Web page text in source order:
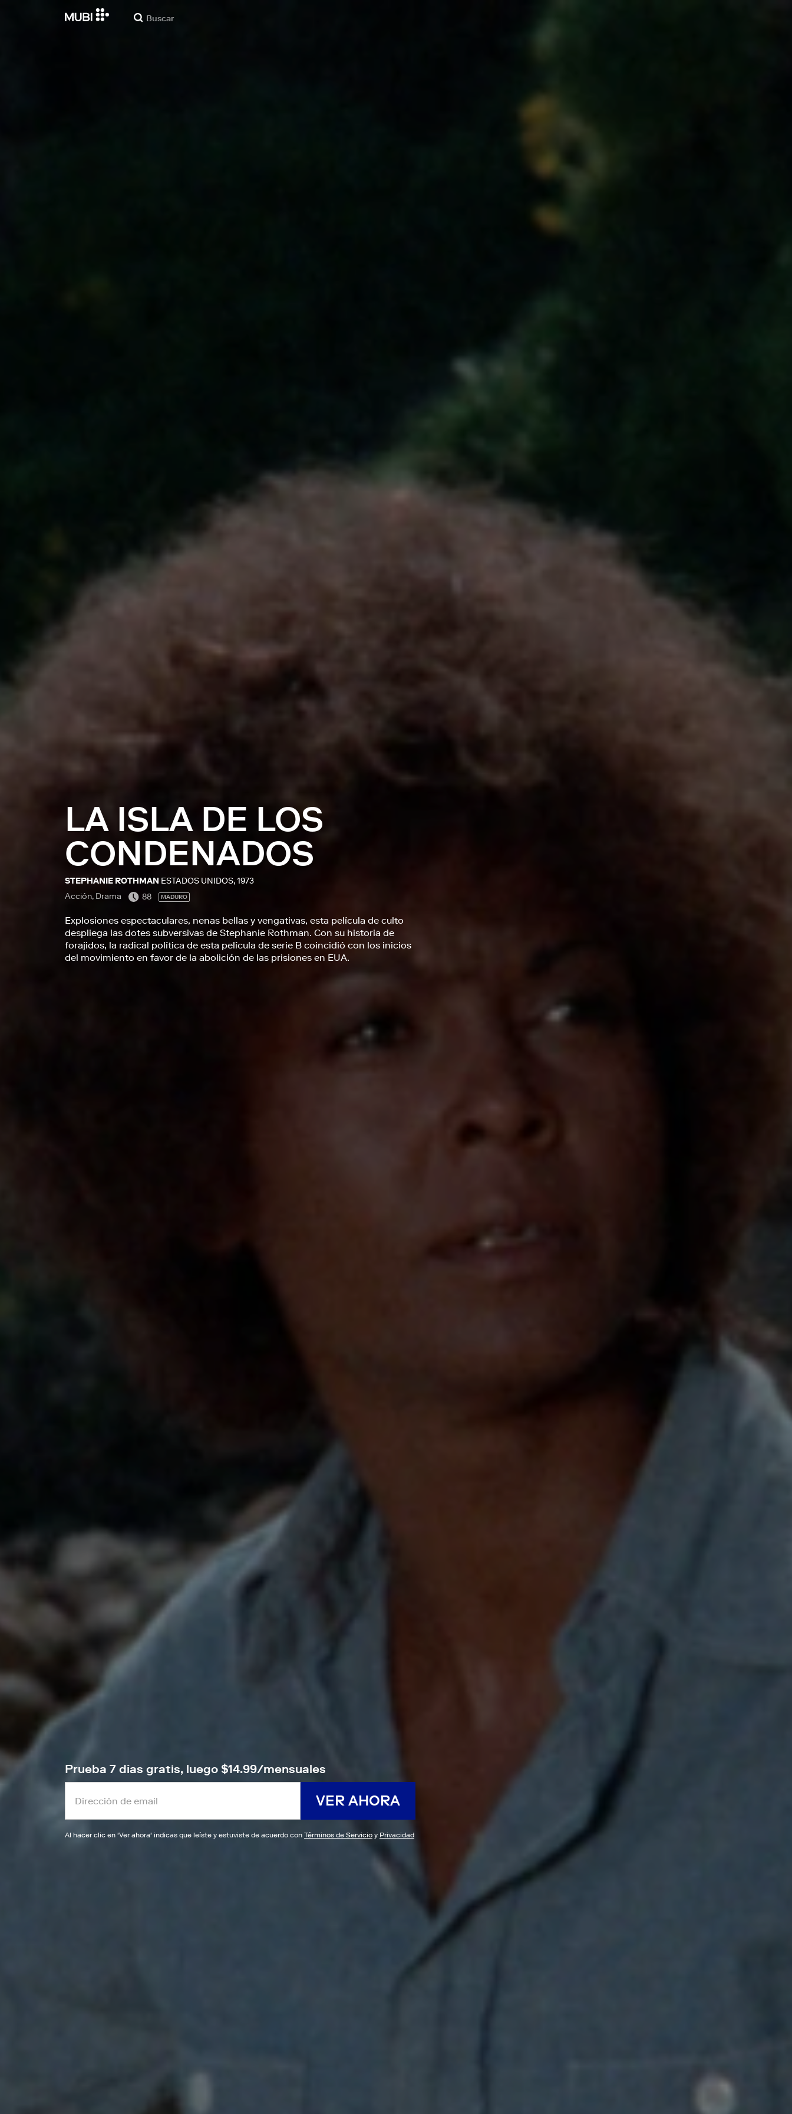
LA ISLA DE LOS
CONDENADOS
STEPHANIE ROTHMAN ESTADOS UNIDOS, 1973
Acción, Drama
88 MADURO
Explosiones espectaculares, nenas bellas y vengativas, esta película de culto
despliega las dotes subversivas de Stephanie Rothman. Con su historia de
forajidos, la radical política de esta película de serie B coincidió con los inicios
del movimiento en favor de la abolición de las prisiones en EUA.
Prueba 7 días gratis, luego $14.99/mensuales
VER AHORA
Al hacer clic en 'Ver ahora' indicas que leíste y estuviste de acuerdo con Términos de Servicio y Privacidad